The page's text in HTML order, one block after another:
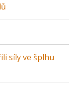
síly ve šplhu